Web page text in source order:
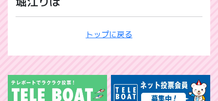
トップに戻る